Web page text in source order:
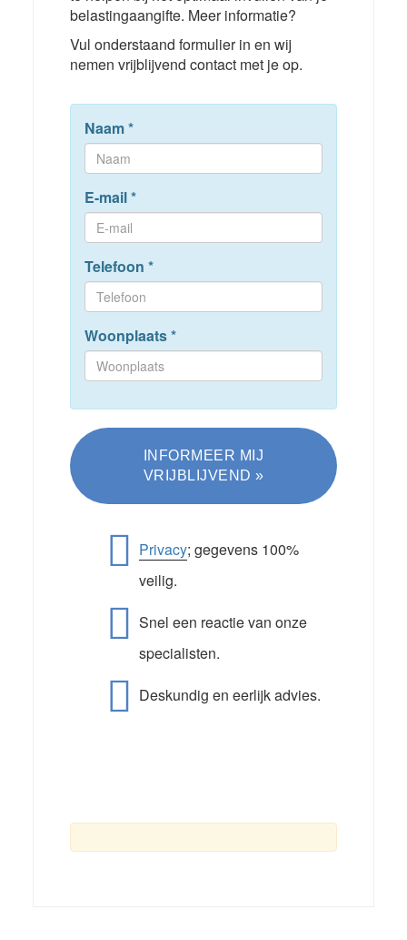
belastingaangifte. Meer informatie?
Vul onderstaand formulier in en wij
nemen vrijblijvend contact met je op.
Naam*
E-mail*
Telefoon *
Woonplaats*
Privacy; gegevens 100%
veilig.
Snel een reactie van onze
specialisten.
Deskundig en eerlijk advies.